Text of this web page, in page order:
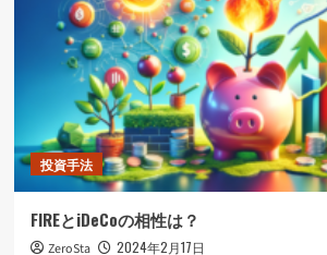
投資手法
FIREとiDeCoの相性は？
ZeroSta 2024年2月17日